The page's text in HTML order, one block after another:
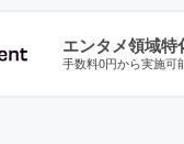
エンタメ領域
手数料0円から実施可